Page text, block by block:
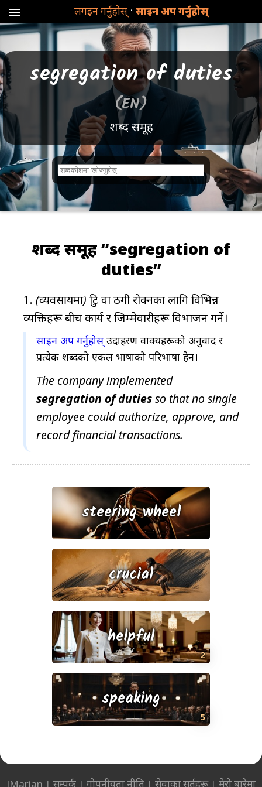
menu लगइन गर्नुहोस् · साइन अप गर्नुहोस्
segregation of duties
(EN)
शब्द समूह
श
ब्द
ला
रे
शब्द समूह “segregation of
duties”
(व्यवसायमा) त्रुटि वा ठगी रोक्नका लागि विभिन्न
व्यक्तिहरू बीच कार्य र जिम्मेवारीहरू विभाजन गर्ने।
साइन अप गर्नुहोस्उदाहरण वाक्यहरूको अनुवाद र
प्रत्येक शब्दको एकल भाषाको परिभाषा हेर्न।
The company implemented
segregation ofdutiesso that no single
employee could authorize, approve, and
record financial transactions.
steering wheel
crucial
2
helpful
5
speaking
JMarian | सम्पर्क | गोपनीयता नीति | सेवाका सर्तहरू| मेरो बारेमा